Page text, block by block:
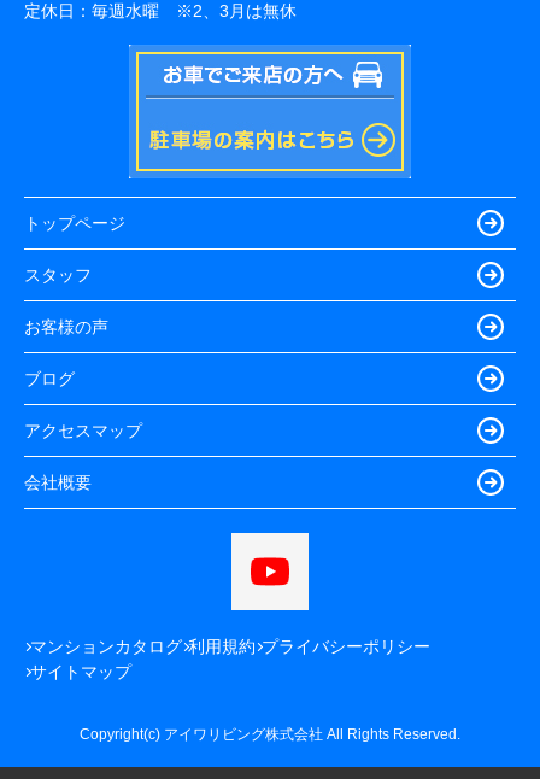
定休日： 毎週水曜 ※2、3月は無休
トップページ
スタッフ
お客様の声
ブログ
アクセスマップ
会社概要
マンションカタログ 利用規約 プライバシーポリシー
サイトマップ
Copyright(c) アイワリビング株式会社 All Rights Reserved.